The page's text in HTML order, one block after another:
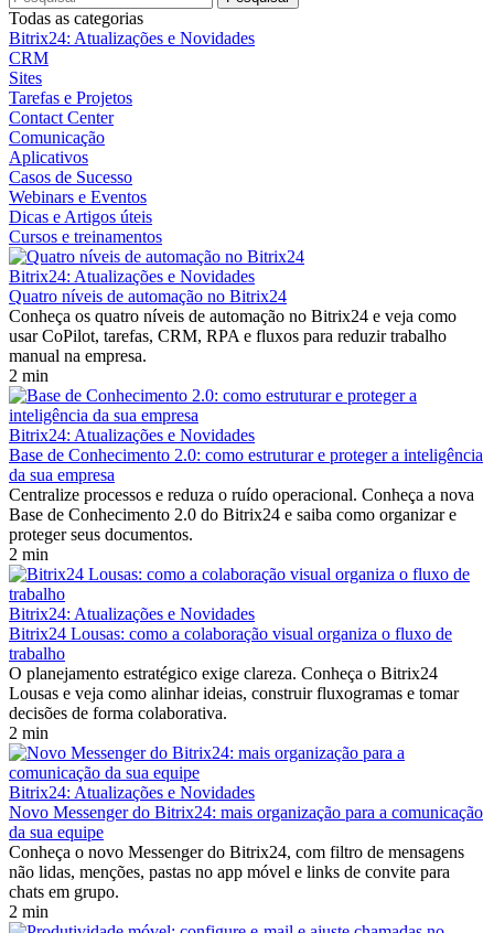
Todas as categorias
Bitrix24: Atualizações e Novidades
CRM
Sites
Tarefas e Projetos
Contact Center
Comunicação
Aplicativos
Casos de Sucesso
Webinars e Eventos
Dicas e Artigos úteis
Cursos e treinamentos
Bitrix24: Atualizações e Novidades
Quatro níveis de automação no Bitrix24
Conheça os quatro níveis de automação no Bitrix24 e veja como
usar CoPilot, tarefas, CRM, RPA e fluxos para reduzir trabalho
manual na empresa.
2 min
Bitrix24: Atualizações e Novidades
Base de Conhecimento 2.0: como estruturar e proteger a inteligência
da sua empresa
Centralize processos e reduza o ruído operacional. Conheça a nova
Base de Conhecimento 2.0 do Bitrix24 e saiba como organizar e
proteger seus documentos.
2 min
Bitrix24: Atualizações e Novidades
Bitrix24 Lousas: como a colaboração visual organiza o fluxo de
trabalho
O planejamento estratégico exige clareza. Conheça o Bitrix24
Lousas e veja como alinhar ideias, construir fluxogramas e tomar
decisões de forma colaborativa.
2 min
Bitrix24: Atualizações e Novidades
Novo Messenger do Bitrix24: mais organização para a comunicação
da sua equipe
Conheça o novo Messenger do Bitrix24, com filtro de mensagens
não lidas, menções, pastas no app móvel e links de convite para
chats em grupo.
2 min